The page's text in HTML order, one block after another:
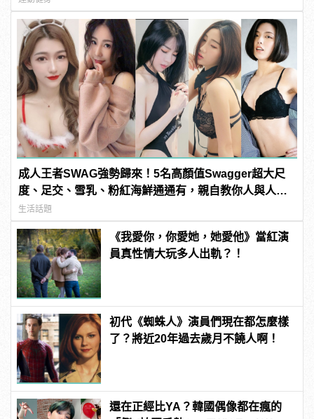
成人王者SWAG強勢歸來！5名高顏值Swagger超大尺
度、足交、雪乳、粉紅海鮮通通有，親自教你人與人的
連結！ | manfashion這樣變型男
生活話題
《我愛你，你愛她，她愛他》當紅演
員真性情大玩多人出軌？！
初代《蜘蛛人》演員們現在都怎麼樣
了？將近20年過去歲月不饒人啊！
還在正經比YA？韓國偶像都在瘋的